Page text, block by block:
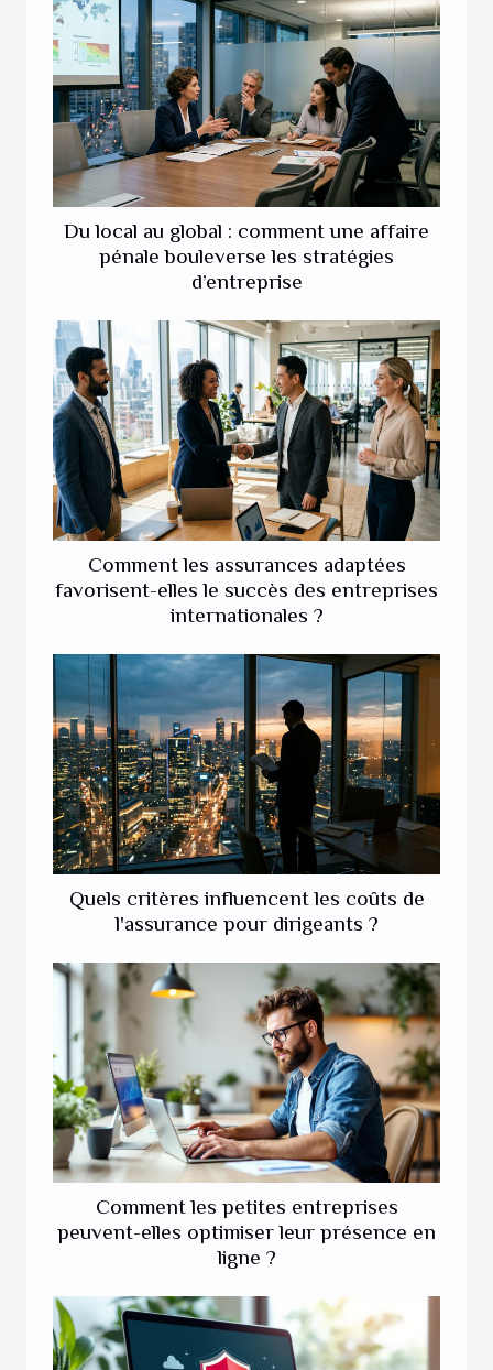
Du local au global : comment une affaire
pénale bouleverse les stratégies
d’entreprise
Comment les assurances adaptées
favorisent-elles le succès des entreprises
internationales ?
Quels critères influencent les coûts de
l'assurance pour dirigeants ?
Comment les petites entreprises
peuvent-elles optimiser leur présence en
ligne ?